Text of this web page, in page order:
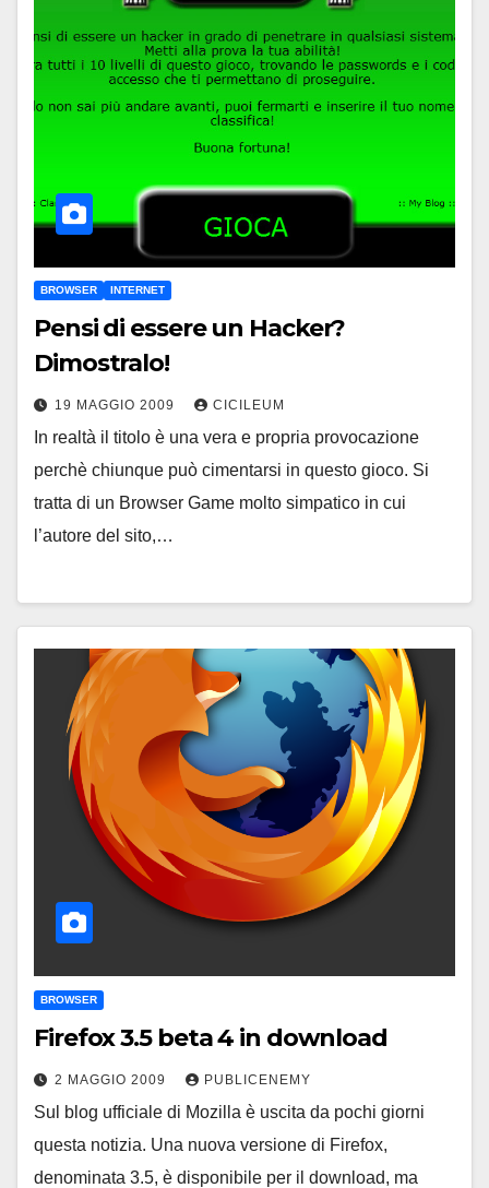
BROWSER INTERNET
Pensi di essere un Hacker?
Dimostralo!
19 MAGGIO 2009 CICILEUM
In realtà il titolo è una vera e propria provocazione
perchè chiunque può cimentarsi in questo gioco. Si
tratta di un Browser Game molto simpatico in cui
l’autore del sito,…
BROWSER
Firefox 3.5 beta 4 in download
2 MAGGIO 2009 PUBLICENEMY
Sul blog ufficiale di Mozilla è uscita da pochi giorni
questa notizia. Una nuova versione di Firefox,
denominata 3.5, è disponibile per il download, ma